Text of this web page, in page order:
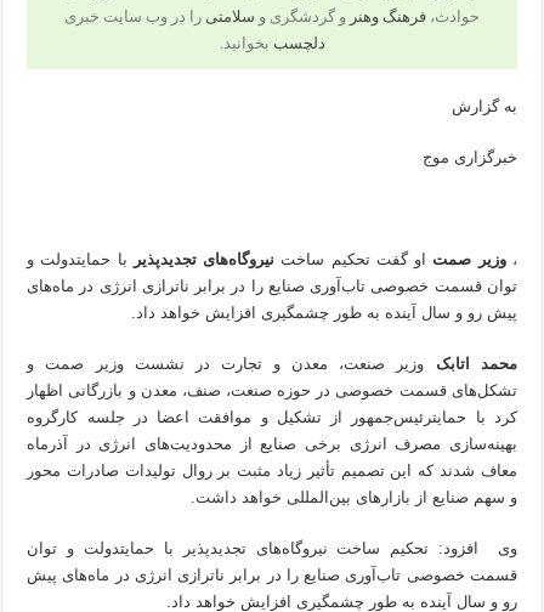
حوادث، فرهنگ وهنر و گردشگری و سلامتی را در وب سایت خبری
دلچسب بخوانید.
به گزارش
خبرگزاری موج
،وزیر صمتاو گفت تحکیم ساخت نیروگاه‌های تجدیدپذیر
با حمایتدولت و
توان قسمت خصوصی تاب‌آوری صنایع را در برابر ناترازی انرژی در ماه‌های
پیش رو و سال آینده به طور چشمگیری افزایش خواهد داد.
محمد اتابک وزیر صنعت، معدن و تجارت در نشست وزیر صمت و
تشکل‌های قسمت خصوصی در حوزه صنعت، صنف، معدن و بازرگانی اظهار
کرد با حمایترئیس‌جمهور از تشکیل و موافقت اعضا در جلسه کارگروه
بهینه‌سازی مصرف انرژی برخی صنایع از محدودیت‌های انرژی در آذرماه
معاف شدند که این تصمیم تأثیر زیاد مثبت بر روال تولیدات صادرات محور
و سهم صنایع از بازارهای بین‌المللی خواهد داشت.
وی افزود: تحکیم ساخت نیروگاه‌های تجدیدپذیر با حمایتدولت و توان
قسمت خصوصی تاب‌آوری صنایع را در برابر ناترازی انرژی در ماه‌های پیش
رو و سال آینده به طور چشمگیری افزایش خواهد داد.